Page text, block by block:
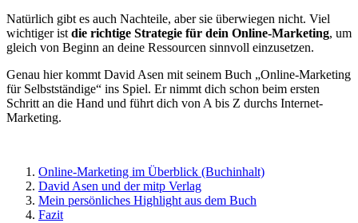
Natürlich gibt es auch Nachteile, aber sie überwiegen nicht. Viel
wichtiger ist die richtige Strategie für dein Online-Marketing, um
gleich von Beginn an deine Ressourcen sinnvoll einzusetzen.
Genau hier kommt David Asen mit seinem Buch „Online-Marketing
für Selbstständige“ ins Spiel. Er nimmt dich schon beim ersten
Schritt an die Hand und führt dich von A bis Z durchs Internet-
Marketing.
Online-Marketing im Überblick (Buchinhalt)
David Asen und der mitp Verlag
Mein persönliches Highlight aus dem Buch
Fazit